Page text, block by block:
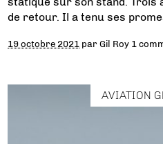
de retour. Il a tenu ses
19 octobre 2021 parGil Roy 1
AVIATION